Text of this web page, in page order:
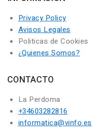
Privacy Policy
Avisos Legales
Politicas de Cookies
¿Quienes Somos?
CONTACTO
La Perdoma
+34603282816
informatica@vinfo.es